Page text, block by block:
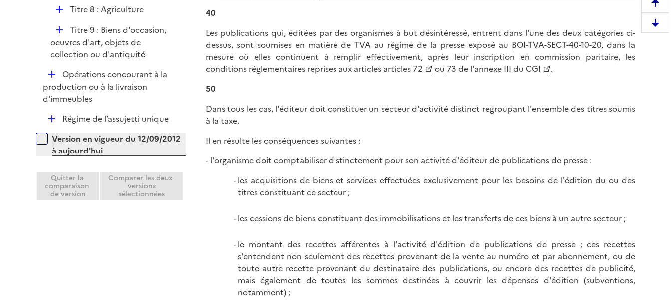
D
l
i
e
r
Titre 8 : Agriculture
D
é
p
i
e
r
Titre 9 : Biens d'occasion,
oeuvres d'art, objets de
collection ou d'antiquité
D
é
p
e
r
Opérations concourant à la
production ou à la livraison
d'immeubles
D
p
l
e
r
Régime de l’assujetti unique
Versions sur la période
Version en vigueur du 12/09/2012
à aujourd'hui
Quitter la
comparaison
de version
Comparer les deux
versions
sélectionnées
40
Les publications qui, éditées par des organismes à but désintéressé, entrent dans l'une des deux catégories ci-
dessus, sont soumises en matière de TVA au régime de la presse exposé au BOI-TVA-SECT-40-10-20, dans la
mesure où elles continuent à remplir effectivement, après leur inscription en commission paritaire, les
conditions réglementaires reprises aux articles articles 72 ou 73 de l'annexe III du CGI
.
50
Dans tous les cas, l'éditeur doit constituer un secteur d'activité distinct regroupant l'ensemble des titres soumis
à la taxe.
Il en résulte les conséquences suivantes :
- l'organisme doit comptabiliser distinctement pour son activité d'éditeur de publications de presse :
les acquisitions de biens et services effectuées exclusivement pour les besoins de l'édition du ou des
titres constituant ce secteur ;
les cessions de biens constituant des immobilisations et les transferts de ces biens à un autre secteur ;
le montant des recettes afférentes à l'activité d'édition de publications de presse ; ces recettes
s'entendent non seulement des recettes provenant de la vente au numéro et par abonnement, ou de
toute autre recette provenant du destinataire des publications, ou encore des recettes de publicité,
mais également de toutes les sommes destinées à couvrir les dépenses d'édition (subventions,
notamment) ;
e
m
D